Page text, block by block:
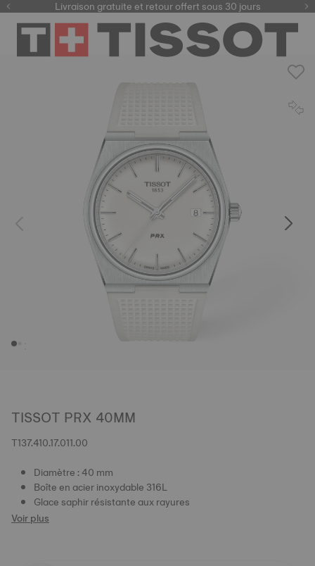
Livraison gratuite et retour offert sous 30 jours
TISSOT PRX 40MM
T137.410.17.011.00
Diamètre : 40 mm
Boîte en acier inoxydable 316L
Glace saphir résistante aux rayures
Voir plus